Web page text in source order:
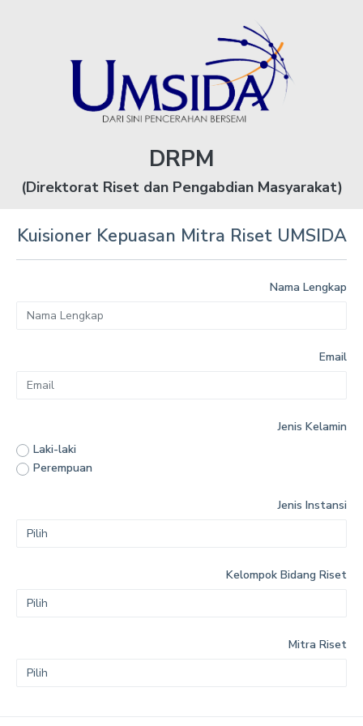
DRPM
(Direktorat Riset dan Pengabdian Masyarakat)
Kuisioner Kepuasan Mitra Riset UMSIDA
Nama Lengkap
Email
Jenis Kelamin
Laki-laki
Perempuan
Jenis Instansi
Kelompok Bidang Riset
Mitra Riset